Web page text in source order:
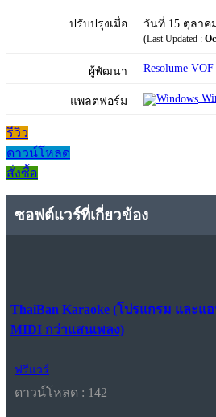
ปรับปรุงเมื่อ วันที่ 15 ตุลาค
(Last Updated :
ผู้พัฒนา Resolume VOF
แพลตฟอร์ม
รีวิว
ดาวน์โหลด
สั่งซื้อ
ซอฟต์แวร์ที่เกี่ยวข้อง
ThaiBan Karaoke (โปรแกรม และแ
MIDI กว่าแสนเพลง)
ฟรีแวร์
ดาวน์โหลด : 142